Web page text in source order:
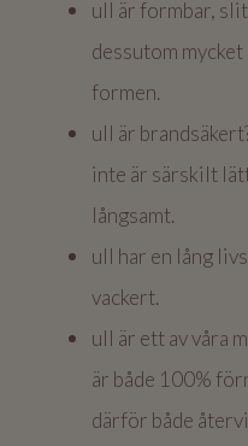
ull är formbar,
dessutom
formen.
ull är
inte är särskilt
långsamt.
ull har en lång
vackert.
ull är ett av våra
är både 100%
därför både